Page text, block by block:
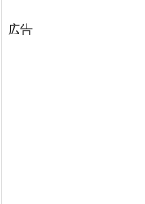
広告